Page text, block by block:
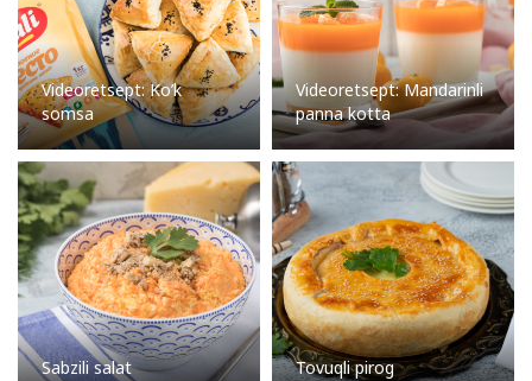
Videoretsept: Ko’k
somsa
Videoretsept: Mandarinli
panna kotta
Sabzili salat Tovuqli pirog